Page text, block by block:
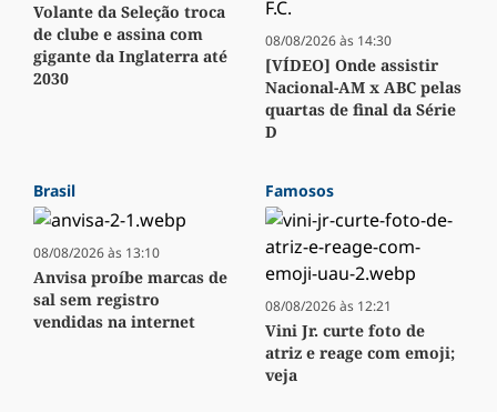
Volante da Seleção troca
de clube e assina com
gigante da Inglaterra até
2030
08/08/2026 às 14:30
[VÍDEO] Onde assistir
Nacional-AM x ABC pelas
quartas de final da Série
D
Brasil
08/08/2026 às 13:10
Anvisa proíbe marcas de
sal sem registro
vendidas na internet
Famosos
08/08/2026 às 12:21
Vini Jr. curte foto de
atriz e reage com emoji;
veja